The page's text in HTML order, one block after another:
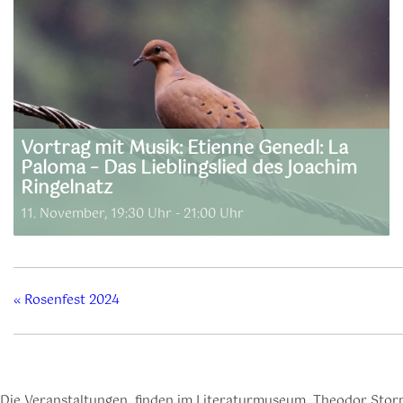
Vortrag mit Musik: Etienne Genedl: La
Paloma – Das Lieblingslied des Joachim
Ringelnatz
11. November, 19:30 Uhr - 21:00 Uhr
« Rosenfest 2024